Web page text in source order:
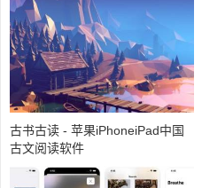
古书古读 - 苹果iPhoneiPad中国
古文阅读软件